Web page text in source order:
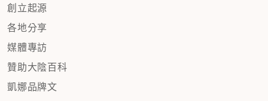
創立起源
各地分享
媒體專訪
贊助大陰百科
凱娜品牌文